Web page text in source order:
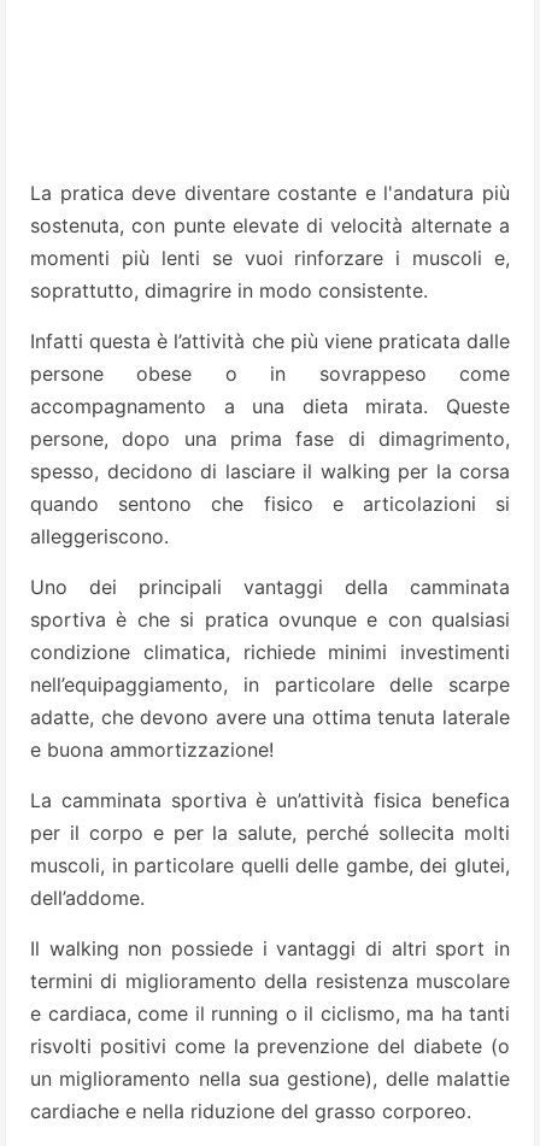
La pratica deve diventare costante e l'andatura più
sostenuta, con punte elevate di velocità alternate a
momenti più lenti se vuoi rinforzare i muscoli e,
soprattutto, dimagrire in modo consistente.
Infatti questa è l’attività che più viene praticata dalle
persone obese o in sovrappeso come
accompagnamento a una dieta mirata. Queste
persone, dopo una prima fase di dimagrimento,
spesso, decidono di lasciare il walking per la corsa
quando sentono che fisico e articolazioni si
alleggeriscono.
Uno dei principali vantaggi della camminata
sportiva è che si pratica ovunque e con qualsiasi
condizione climatica, richiede minimi investimenti
nell’equipaggiamento, in particolare delle scarpe
adatte, che devono avere una ottima tenuta laterale
e buona ammortizzazione!
La camminata sportiva è un’attività fisica benefica
per il corpo e per la salute, perché sollecita molti
muscoli, in particolare quelli delle gambe, dei glutei,
dell’addome.
Il walking non possiede i vantaggi di altri sport in
termini di miglioramento della resistenza muscolare
e cardiaca, come il running o il ciclismo, ma ha tanti
risvolti positivi come la prevenzione del diabete (o
un miglioramento nella sua gestione), delle malattie
cardiache e nella riduzione del grasso corporeo.